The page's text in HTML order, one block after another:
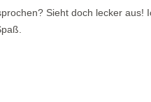
Sieht doch lecker